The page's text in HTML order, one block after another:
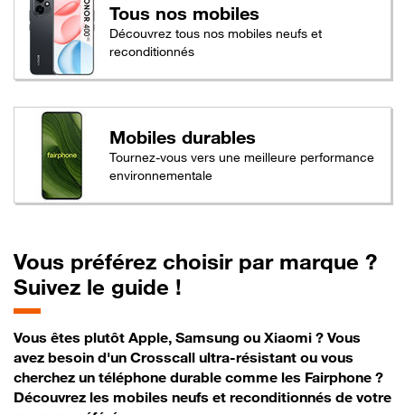
Tous nos mobiles
Découvrez tous nos mobiles neufs et
reconditionnés
Mobiles durables
Tournez-vous vers une meilleure performance
environnementale
Vous préférez choisir par marque ?
Suivez le guide !
Vous êtes plutôt Apple, Samsung ou Xiaomi ? Vous
avez besoin d'un Crosscall ultra-résistant ou vous
cherchez un téléphone durable comme les Fairphone ?
Découvrez les mobiles neufs et reconditionnés de votre